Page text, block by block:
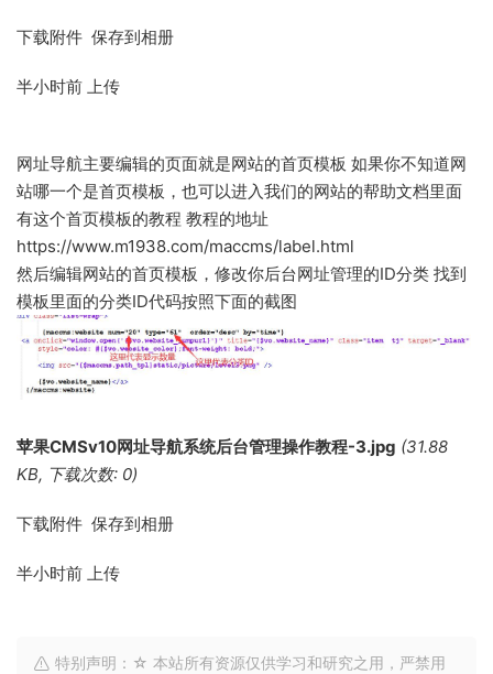
下载附件 保存到相册
半小时前 上传
网址导航主要编辑的页面就是网站的首页模板 如果你不知道网
站哪一个是首页模板，也可以进入我们的网站的帮助文档里面
有这个首页模板的教程 教程的地址
https://www.m1938.com/maccms/label.html
然后编辑网站的首页模板，修改你后台网址管理的ID分类 找到
模板里面的分类ID代码按照下面的截图
苹果CMSv10网址导航系统后台管理操作教程-3.jpg (31.88
KB, 下载次数: 0)
下载附件 保存到相册
半小时前 上传
特别声明：☆ 本站所有资源仅供学习和研究之用，严禁用